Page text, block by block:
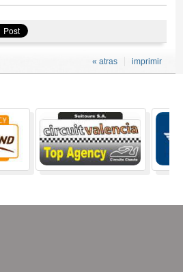
imprimir
« atras